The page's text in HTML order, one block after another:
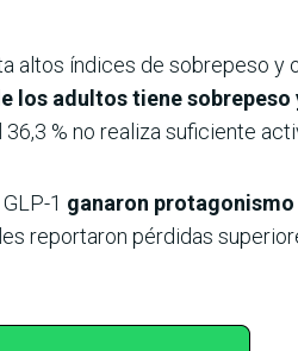
altos índices de sobrepeso y
los adultos tiene sobrepeso
% no realiza suficiente
1 ganaron
reportaron pérdidas